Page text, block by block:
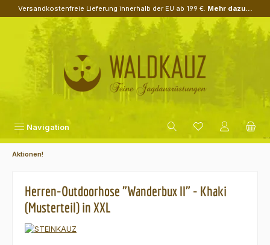
Zum Hauptinhalt springen
Versandkostenfreie Lieferung innerhalb der EU ab 199 €. Mehr dazu...
Navigation
Aktionen!
Herren-Outdoorhose "Wanderbux II" - Khaki
(Musterteil) in XXL